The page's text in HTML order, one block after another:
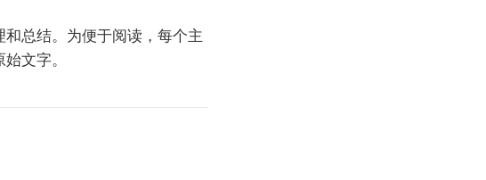
总结。为便于阅读，每个主
文字。